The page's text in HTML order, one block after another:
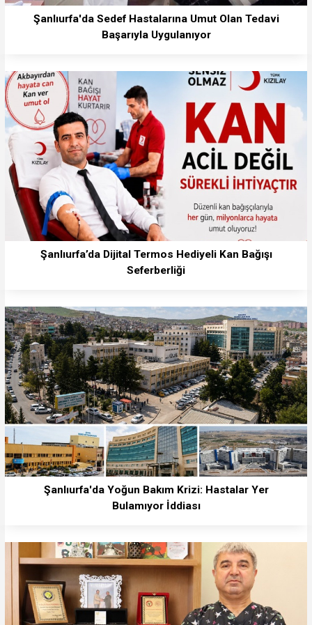
Şanlıurfa'da Sedef Hastalarına Umut Olan Tedavi
Başarıyla Uygulanıyor
Şanlıurfa’da Dijital Termos Hediyeli Kan Bağışı
Seferberliği
Şanlıurfa'da Yoğun Bakım Krizi: Hastalar Yer
Bulamıyor İddiası